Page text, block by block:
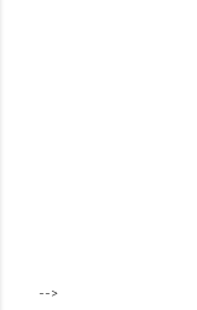
-->